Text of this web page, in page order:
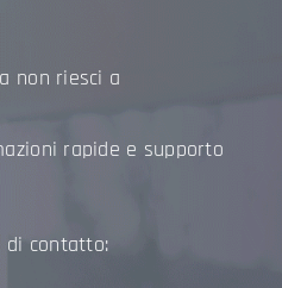
non riesci a
rapide e supporto
di contatto: